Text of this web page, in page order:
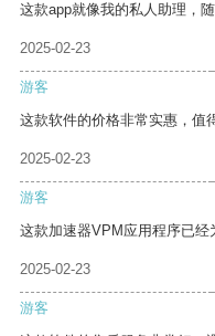
这款app就像我的私人助理，
2025-02-23
游客
这款软件的价格非常实惠，值
2025-02-23
游客
这款加速器VPM应用程序已经
2025-02-23
游客